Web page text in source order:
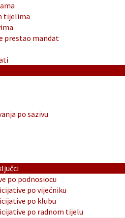
tijelima
prestao mandat
po sazivu
po podnosiocu
po vijećniku
po klubu
po radnom tijelu